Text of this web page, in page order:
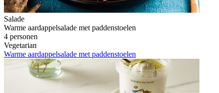
Salade
Warme aardappelsalade met paddenstoelen
4 personen
Vegetarian
Warme aardappelsalade met paddenstoelen